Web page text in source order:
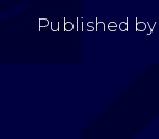
Published by